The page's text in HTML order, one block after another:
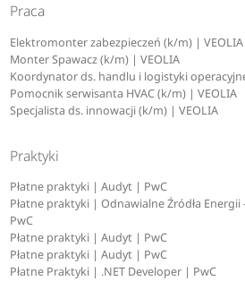
Praca
Elektromonter zabezpieczeń (k/m) | VEOLIA
Monter Spawacz (k/m) | VEOLIA
Koordynator ds. handlu i logistyki
Pomocnik serwisanta HVAC (k/m) | VEOLIA
Specjalista ds. innowacji (k/m) | VEOLIA
Praktyki
Płatne praktyki | Audyt | PwC
Płatne praktyki | Odnawialne Źródła
PwC
Płatne praktyki | Audyt | PwC
Płatne praktyki | Audyt | PwC
Płatne Praktyki | .NET Developer | PwC